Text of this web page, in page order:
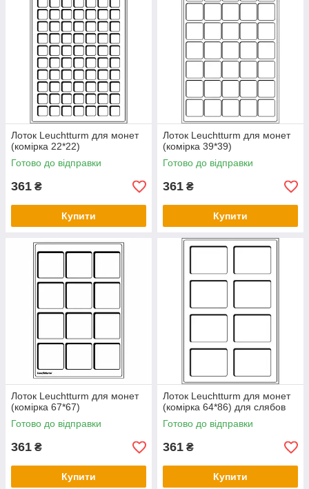
Лоток Leuchtturm для монет
(комірка 22*22)
Готово до відправки
361 ₴
Купити
Лоток Leuchtturm для монет
(комірка 39*39)
Готово до відправки
361 ₴
Купити
Лоток Leuchtturm для монет
(комірка 67*67)
Готово до відправки
361 ₴
Купити
Лоток Leuchtturm для монет
(комірка 64*86) для слябов
Готово до відправки
361 ₴
Купити